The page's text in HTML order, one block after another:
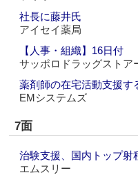
社長に藤井氏
アイセイ薬局
【人事・組織】16日付
サッポロドラッグストア
薬剤師の在宅活動支援す
EMシステムズ
7面
治験支援、国内トップ射
エムスリー